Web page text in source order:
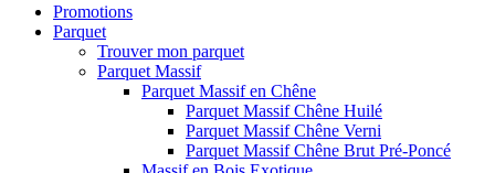
Promotions
Parquet
Trouver mon parquet
Parquet Massif
Parquet Massif en Chêne
Parquet Massif Chêne Huilé
Parquet Massif Chêne Verni
Parquet Massif Chêne Brut Pré-Poncé